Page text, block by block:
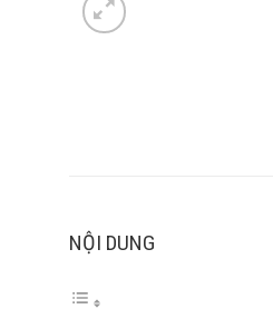
NỘI DUNG